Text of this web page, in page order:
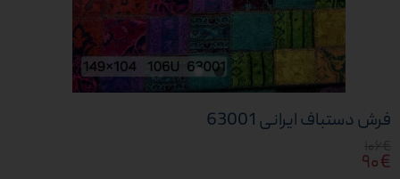
فرش دستباف ایرانی 63001
۹۰€